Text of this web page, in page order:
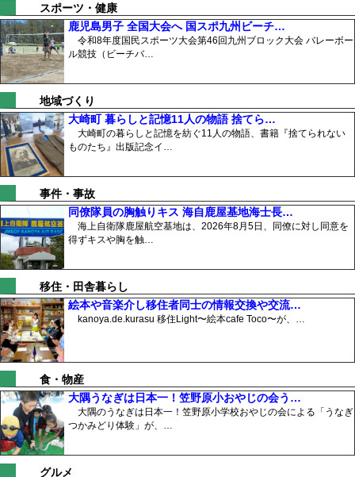
スポーツ・健康
鹿児島男子 全国大会へ 国スポ九州ビーチ…
令和8年度国民スポーツ大会第46回九州ブロック大会 バレーボー
ル競技（ビーチバ…
地域づくり
大崎町 暮らしと記憶11人の物語 捨てら…
大崎町の暮らしと記憶を紡ぐ11人の物語、書籍『捨てられない
ものたち』出版記念イ…
事件・事故
同僚隊員の胸触りキス 海自鹿屋基地海士長…
海上自衛隊鹿屋航空基地は、2026年8月5日、同僚に対し同意を
得ずキスや胸を触…
移住・田舎暮らし
絵本や音楽介し移住者同士の情報交換や交流…
kanoya.de.kurasu 移住Light〜絵本cafe Toco〜が、…
食・物産
大隅うなぎは日本一！笠野原小おやじの会う…
大隅のうなぎは日本一！笠野原小学校おやじの会による「うなぎ
つかみどり体験」が、…
グルメ